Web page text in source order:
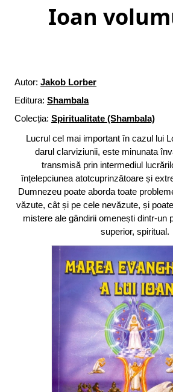
Ioan
Autor: Jakob Lorber
Editura: Shambala
Colecția: Spiritualitate (Shambala)
Lucrul cel mai important în cazul lui
darul clarviziunii, este minunata
transmisă prin intermediul
înțelepciunea atotcuprinzătoare și
Dumnezeu poate aborda toate
văzute, cât și pe cele nevăzute, și
mistere ale gândirii omenești dintr-un
superior, spiritual.